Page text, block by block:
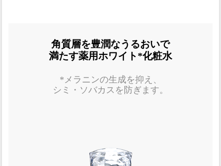
角質層を豊潤なうるおいで
満たす薬用ホワイト*化粧水
*メラニンの生成を抑え、
シミ・ソバカスを防ぎます。